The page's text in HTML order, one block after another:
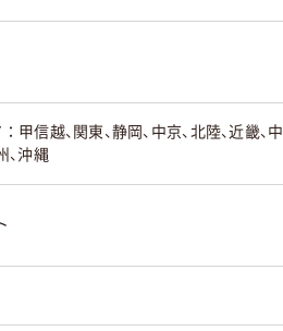
甲信越、関東、静岡、中京、北陸、近畿、中
、沖縄